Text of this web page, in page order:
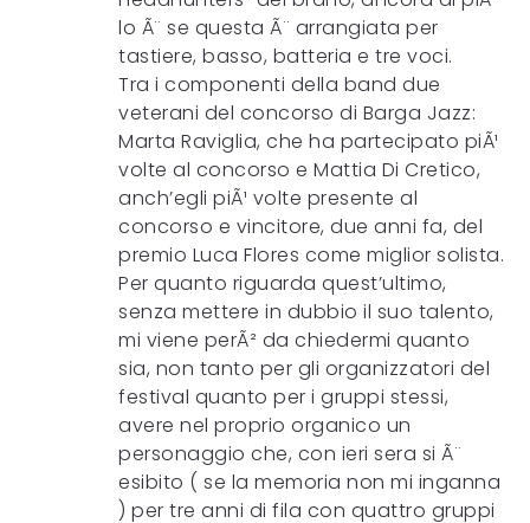
lo Ã¨ se questa Ã¨ arrangiata per
tastiere, basso, batteria e tre voci.
Tra i componenti della band due
veterani del concorso di Barga Jazz:
Marta Raviglia, che ha partecipato piÃ¹
volte al concorso e Mattia Di Cretico,
anch’egli piÃ¹ volte presente al
concorso e vincitore, due anni fa, del
premio Luca Flores come miglior solista.
Per quanto riguarda quest’ultimo,
senza mettere in dubbio il suo talento,
mi viene perÃ² da chiedermi quanto
sia, non tanto per gli organizzatori del
festival quanto per i gruppi stessi,
avere nel proprio organico un
personaggio che, con ieri sera si Ã¨
esibito ( se la memoria non mi inganna
) per tre anni di fila con quattro gruppi